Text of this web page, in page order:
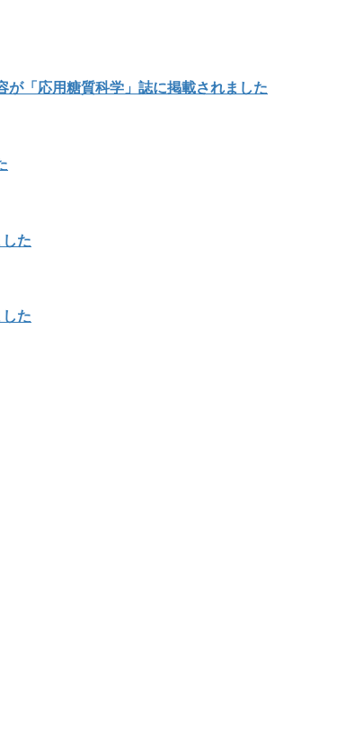
が「応用糖質科学」誌に掲載されました
た
た